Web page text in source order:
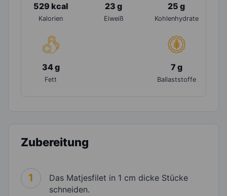
529 kcal
Kalorien
23 g
Eiweiß
25 g
Kohlenhydrate
34 g
Fett
7 g
Ballaststoffe
Zubereitung
1
Das Matjesfilet in 1 cm dicke Stücke
schneiden.